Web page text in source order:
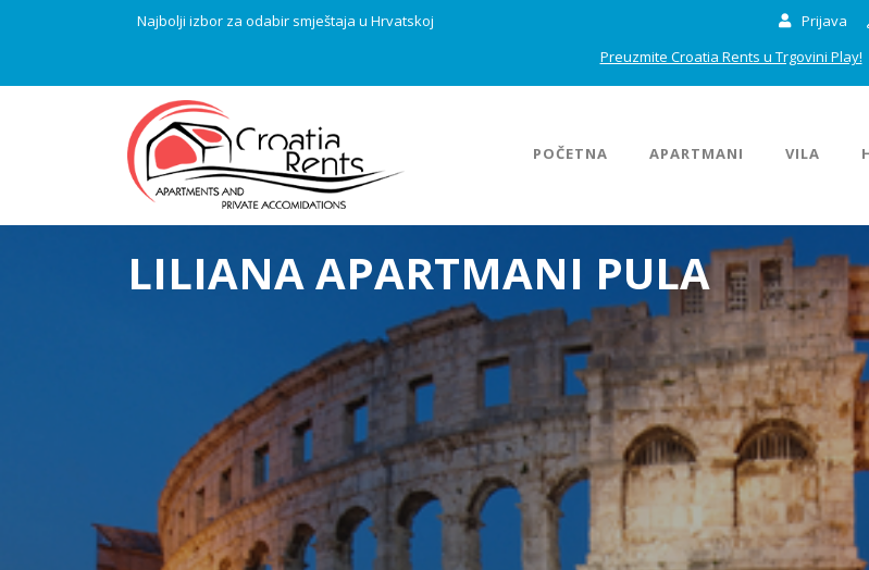
Najbolji izbor za odabir smještaja u Hrvatskoj Prijava
Preuzmite Croatia Rents u Trgovini Play!
POČETNA APARTMANI VILA
LILIANA APARTMANI PULA